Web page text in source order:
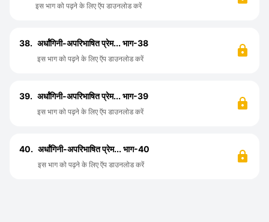
इस भाग को पढ़ने के लिए ऍप डाउनलोड करें
38. अर्धांगिनी-अपरिभाषित प्रेम... भाग-38
इस भाग को पढ़ने के लिए ऍप डाउनलोड करें
39. अर्धांगिनी-अपरिभाषित प्रेम... भाग-39
इस भाग को पढ़ने के लिए ऍप डाउनलोड करें
40. अर्धांगिनी-अपरिभाषित प्रेम... भाग-40
इस भाग को पढ़ने के लिए ऍप डाउनलोड करें